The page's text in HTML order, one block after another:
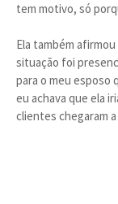
tem motivo, só
Ela também
situação foi
para o meu esposo
eu achava que ela
clientes chegaram